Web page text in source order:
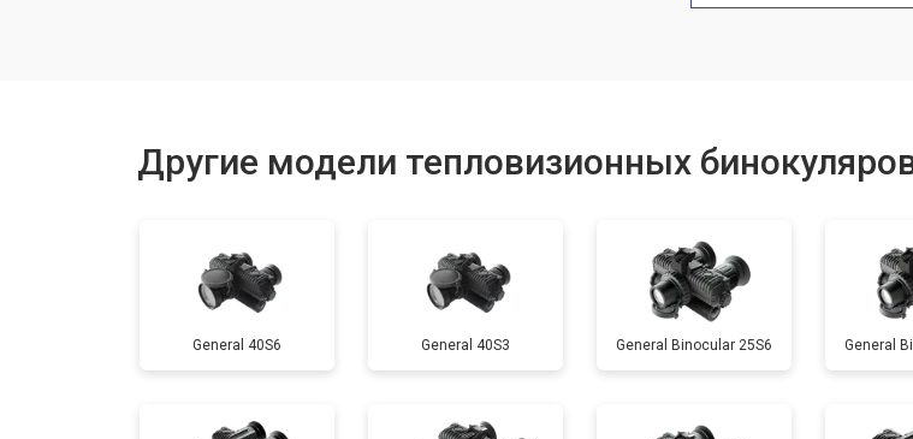
Другие модели тепловизионных
General 40S6 General 40S3 General Binocular 25S6 General